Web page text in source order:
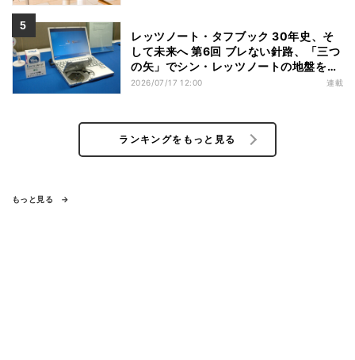
レッツノート・タフブック 30年史、そ
して未来へ 第6回 ブレない針路、「三つ
の矢」でシン・レッツノートの地盤を築
く
2026/07/17 12:00 連載
ランキングをもっと見る
もっと見る